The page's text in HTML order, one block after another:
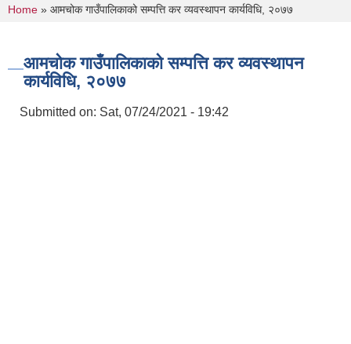
You are here
Home » आमचोक गाउँपालिकाको सम्पत्ति कर व्यवस्थापन कार्यविधि, २०७७
आमचोक गाउँपालिकाको सम्पत्ति कर व्यवस्थापन
कार्यविधि, २०७७
Submitted on: Sat, 07/24/2021 - 19:42